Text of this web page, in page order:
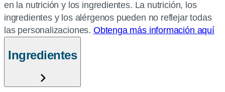
en la nutrición y los ingredientes. La nutrición, los
ingredientes y los alérgenos pueden no reflejar todas
las personalizaciones. Obtenga más información aquí
Ingredientes